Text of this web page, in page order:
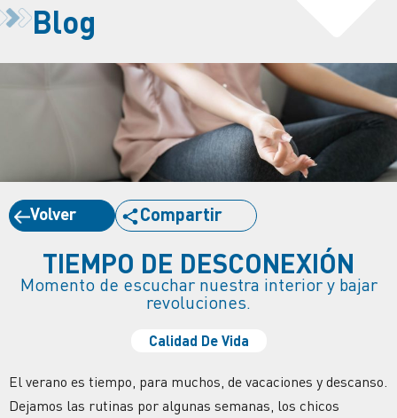
Blog
Volver Compartir
TIEMPO DE DESCONEXIÓN
Momento de escuchar nuestra interior y bajar
revoluciones.
Calidad De Vida
El verano es tiempo, para muchos, de vacaciones y descanso.
Dejamos las rutinas por algunas semanas, los chicos